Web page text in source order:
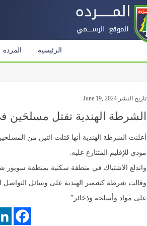
الرئيسية المرده
تاريخ النشر June 19, 2024
الشرطة الهندية تقتل مسلحَين
أعلنت الشرطة الهندية أنها قتلت اثنين من
مودي للإقليم المتنازع عليه.
واندلع الاشتباك في منطقة سكنية بمنطقة سوبور
وقالت شرطة كشمير الهندية على وسائل التواصل
على مواد وأسلحة وذخائر”.